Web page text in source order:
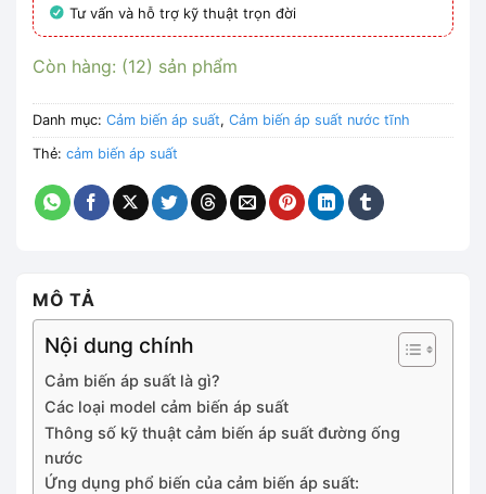
Tư vấn và hỗ trợ kỹ thuật trọn đời
Còn hàng: (12) sản phẩm
Danh mục: Cảm biến áp suất, Cảm biến áp suất nước tĩnh
Thẻ: cảm biến áp suất
MÔ TẢ
Nội dung chính
Cảm biến áp suất là gì?
Các loại model cảm biến áp suất
Thông số kỹ thuật cảm biến áp suất đường ống
nước
Ứng dụng phổ biến của cảm biến áp suất: